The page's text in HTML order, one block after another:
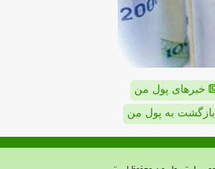
خبرهای پول من
بازگشت به پول من